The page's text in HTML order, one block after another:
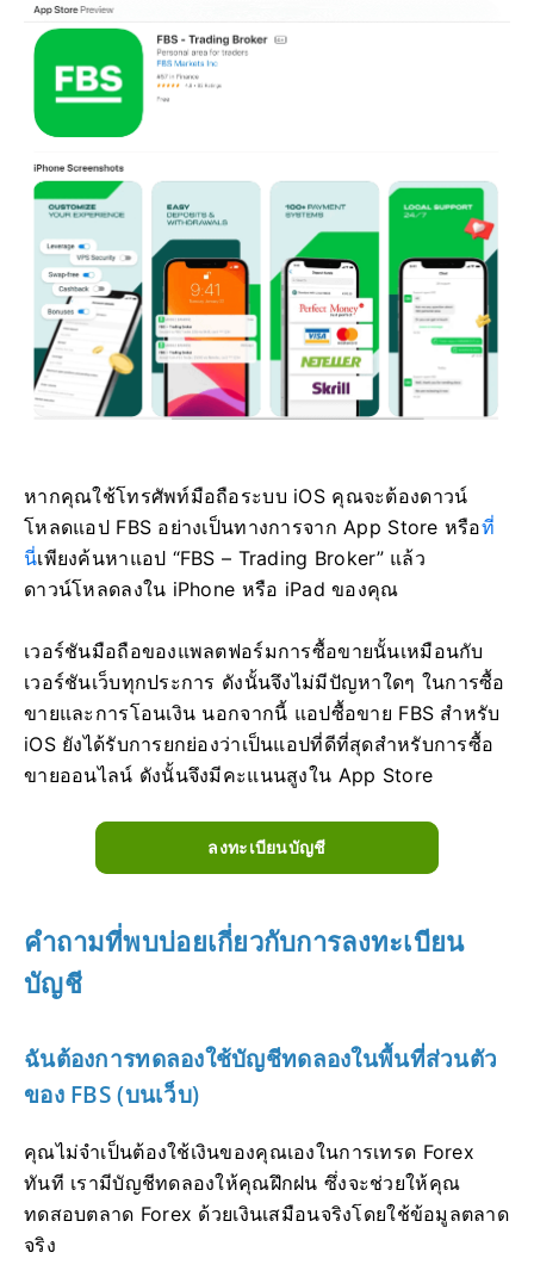
หากคุณใช้โทรศัพท์มือถือระบบ iOS คุณจะต้องดาวน์
โหลดแอป FBS อย่างเป็นทางการจาก App Store หรือที่
นี่เพียงค้นหาแอป “FBS – Trading Broker” แล้ว
ดาวน์โหลดลงใน iPhone หรือ iPad ของคุณ
เวอร์ชันมือถือของแพลตฟอร์มการซื้อขายนั้นเหมือนกับ
เวอร์ชันเว็บทุกประการ ดังนั้นจึงไม่มีปัญหาใดๆ ในการซื้อ
ขายและการโอนเงิน นอกจากนี้ แอปซื้อขาย FBS สำหรับ
iOS ยังได้รับการยกย่องว่าเป็นแอปที่ดีที่สุดสำหรับการซื้อ
ขายออนไลน์ ดังนั้นจึงมีคะแนนสูงใน App Store
ลงทะเบียนบัญชี
คำถามที่พบบ่อยเกี่ยวกับการลงทะเบียน
บัญชี
ฉันต้องการทดลองใช้บัญชีทดลองในพื้นที่ส่วนตัว
ของ FBS (บนเว็บ)
คุณไม่จำเป็นต้องใช้เงินของคุณเองในการเทรด Forex
ทันที เรามีบัญชีทดลองให้คุณฝึกฝน ซึ่งจะช่วยให้คุณ
ทดสอบตลาด Forex ด้วยเงินเสมือนจริงโดยใช้ข้อมูลตลาด
จริง